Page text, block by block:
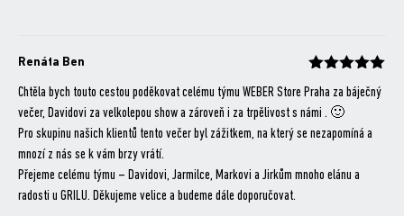
Renáta Ben
Chtěla bych touto cestou poděkovat celému týmu WEBER Store Praha za báječný
večer, Davidovi za velkolepou show a zároveň i za trpělivost s námi . 🙂
Pro skupinu našich klientů tento večer byl zážitkem, na který se nezapomíná a
mnozí z nás se k vám brzy vrátí.
Přejeme celému týmu – Davidovi, Jarmilce, Markovi a Jirkům mnoho elánu a
radosti u GRILU. Děkujeme velice a budeme dále doporučovat.